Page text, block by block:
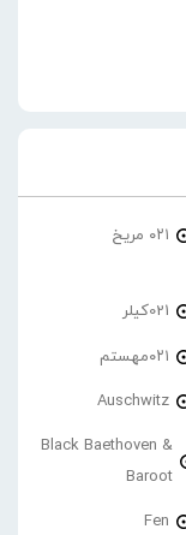
۰۲۱ مریخ
021کیلر
۰۲۱مهستم
Auschwitz
Black Baethoven &
Baroot
Fen